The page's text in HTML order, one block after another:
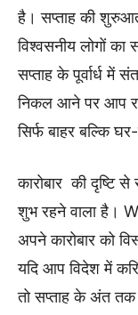
है। सप्ताह की
विश्वसनीय लोगों का
सप्ताह के पूर्वार्ध में
निकल आने पर आप
सिर्फ बाहर बल्कि
कारोबार की दृष्टि से
शुभ रहने वाला है।
अपने कारोबार को
यदि आप विदेश में
तो सप्ताह के अंत